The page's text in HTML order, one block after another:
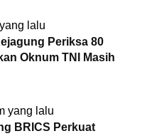
lalu
Periksa 80
Oknum TNI Masih
yang lalu
BRICS Perkuat